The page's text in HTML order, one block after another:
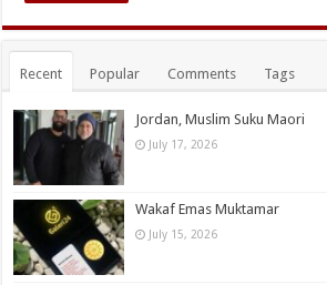
Recent Popular Comments Tags
Jordan, Muslim Suku Maori
July 17, 2026
Wakaf Emas Muktamar
July 15, 2026